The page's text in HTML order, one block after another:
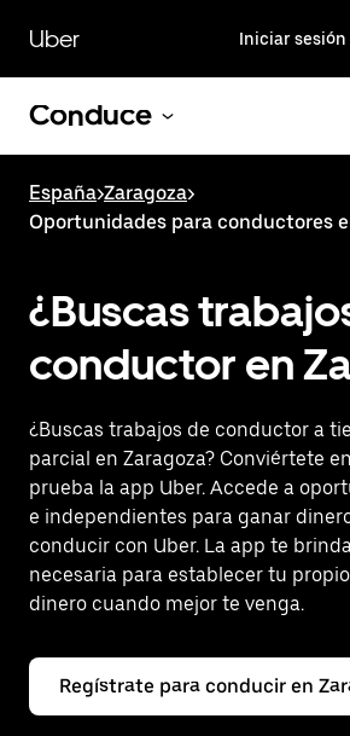
contenido
principal
Uber Iniciar sesión
Conduce
España>Zaragoza>
Oportunidades para conductores
¿Buscas
conductor en
¿Buscas trabajos de conductor a
parcial en Zaragoza? Conviértete
prueba la app Uber. Accede a
e independientes para ganar
conducir con Uber. La app te
necesaria para establecer tu
dinero cuando mejor te venga.
Regístrate para conducir en